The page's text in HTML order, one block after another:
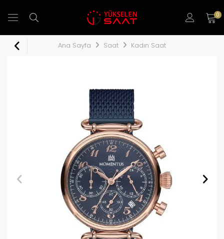
0
Ana Sayfa Saat Kadın Saat